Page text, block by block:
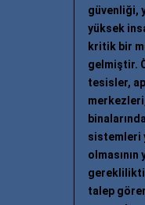
güvenliği,
yüksek
kritik bir
gelmiştir.
tesisler,
sistemleri
olmasının
talep